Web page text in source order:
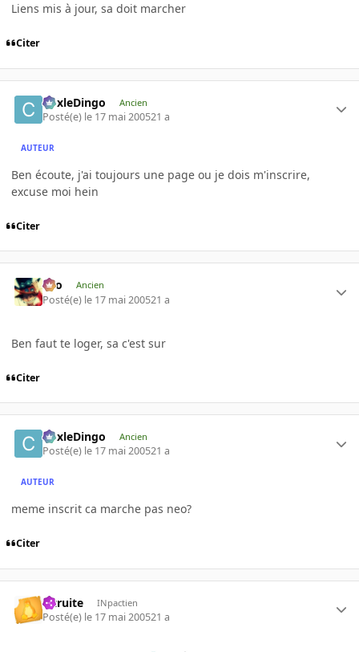
Liens mis à jour, sa doit marcher
Citer
CoxleDingo Ancien
Posté(e) le 17 mai 200521 a
AUTEUR
Ben écoute, j'ai toujours une page ou je dois m'inscrire,
excuse moi hein
Citer
eYo Ancien
Posté(e) le 17 mai 200521 a
Ben faut te loger, sa c'est sur
Citer
CoxleDingo Ancien
Posté(e) le 17 mai 200521 a
AUTEUR
meme inscrit ca marche pas neo?
Citer
latruite INpactien
Posté(e) le 17 mai 200521 a